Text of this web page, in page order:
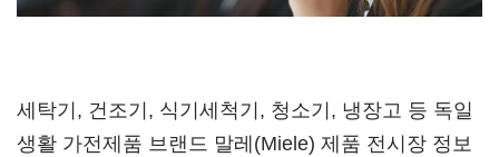
세탁기, 건조기, 식기세척기, 청소기, 냉장고 등 독일
생활 가전제품 브랜드 말레(Miele) 제품 전시장 정보